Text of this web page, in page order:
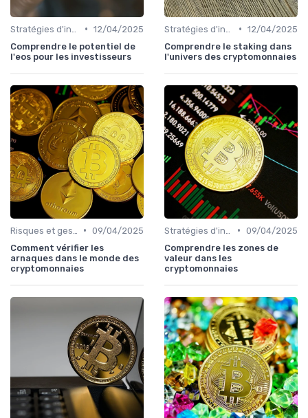
• 12/04/2025
Comprendre le potentiel de
l'eos pour les investisseurs
• 12/04/2025
Comprendre le staking dans
l'univers des cryptomonnaies
• 09/04/2025
Comment vérifier les
arnaques dans le monde des
cryptomonnaies
• 09/04/2025
Comprendre les zones de
valeur dans les
cryptomonnaies